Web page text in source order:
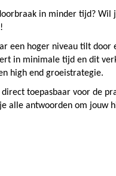
in minder tijd?
een hoger niveau tilt
in minimale tijd en dit
high end groeistrategie.
toepasbaar voor de
alle antwoorden om jouw